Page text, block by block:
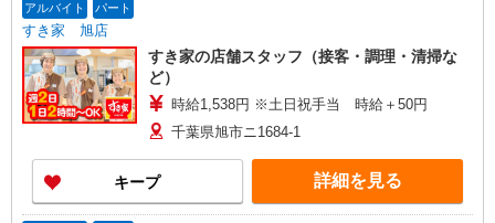
アルバイト パート
すき家 旭店
すき家の店舗スタッフ（接客・調理・清掃な
ど）
時給1,538円 ※土日祝手当 時給＋50円
千葉県旭市ニ1684-1
キープ 詳細を見る